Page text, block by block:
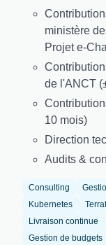
ministère
Projet e-
de l'ANCT
10 mois)
Direction
Audits &
Consulting
Kubernetes
Livraison continue
Gestion de budgets